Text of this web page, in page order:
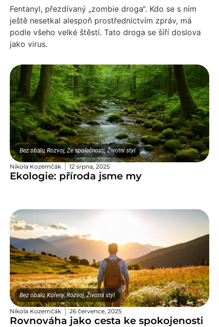
Fentanyl, přezdívaný „zombie droga“. Kdo se s ním
ještě nesetkal alespoň prostřednictvím zpráv, má
podle všeho velké štěstí. Tato droga se šíří doslova
jako virus.
Bez obalu,Rozvoj,Ze společnosti,Životní styl
Nikola Kozemčák 12 srpna, 2025
Ekologie: příroda jsme my
Bez obalu, Kořeny,Rozvoj,Životní styl
Nikola Kozemčák 26 července, 2025
Rovnováha jako cesta ke spokojenosti